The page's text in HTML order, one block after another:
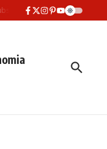
morreram desde